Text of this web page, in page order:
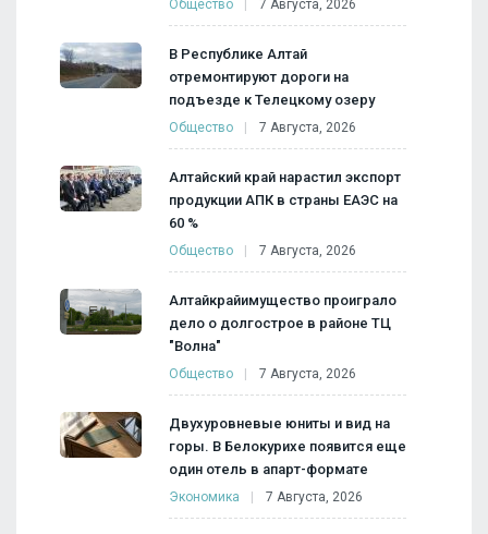
Общество 7 Августа, 2026
В Республике Алтай
отремонтируют дороги на
подъезде к Телецкому озеру
Общество 7 Августа, 2026
Алтайский край нарастил экспорт
продукции АПК в страны ЕАЭС на
60 %
Общество 7 Августа, 2026
Алтайкрайимущество проиграло
дело о долгострое в районе ТЦ
"Волна"
Общество 7 Августа, 2026
Двухуровневые юниты и вид на
горы. В Белокурихе появится еще
один отель в апарт-формате
Экономика 7 Августа, 2026